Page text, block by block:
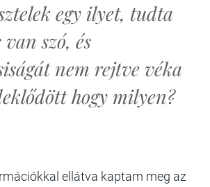
egy ilyet, tudta
szó, és
nem rejtve véka
hogy milyen?
ellátva kaptam meg az